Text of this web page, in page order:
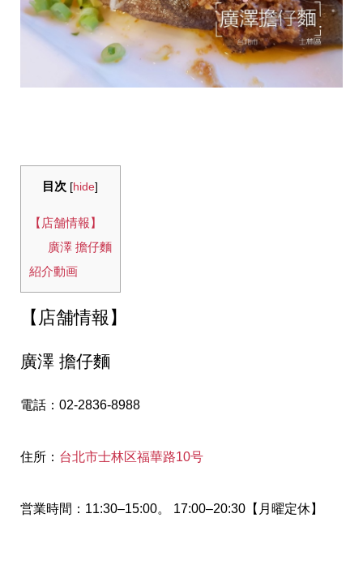
目次 [hide]
【店舗情報】
廣澤 擔仔麵
紹介動画
【店舗情報】
廣澤 擔仔麵
電話：02-2836-8988
住所： 台北市士林区福華路10号
営業時間：11:30–15:00。 17:00–20:30【月曜定休】